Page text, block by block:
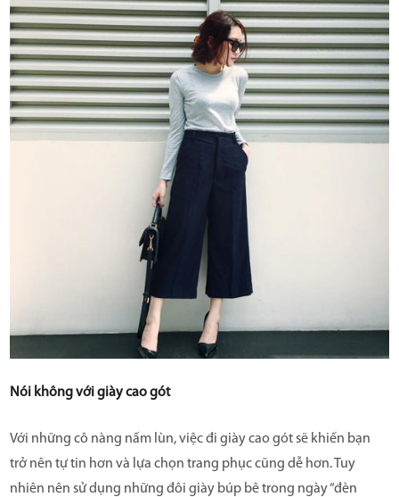
Nói không với giày cao gót
Với những cô nàng nấm lùn, việc đi giày cao gót sẽ khiến bạn
trở nên tự tin hơn và lựa chọn trang phục cũng dễ hơn. Tuy
nhiên nên sử dụng những đôi giày búp bê trong ngày “đèn